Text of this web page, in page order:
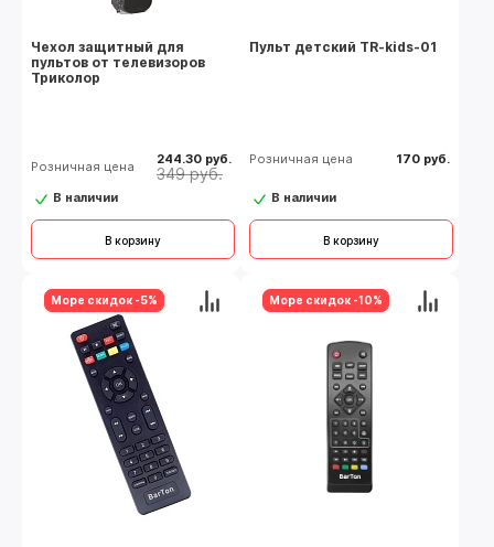
Чехол защитный для
пультов от телевизоров
Триколор
Розничная цена 244.30 руб.
349 руб.
В наличии
В корзину
Пульт детский TR-kids-01
Розничная цена 170 руб.
В наличии
В корзину
Море скидок -5% Море скидок -10%